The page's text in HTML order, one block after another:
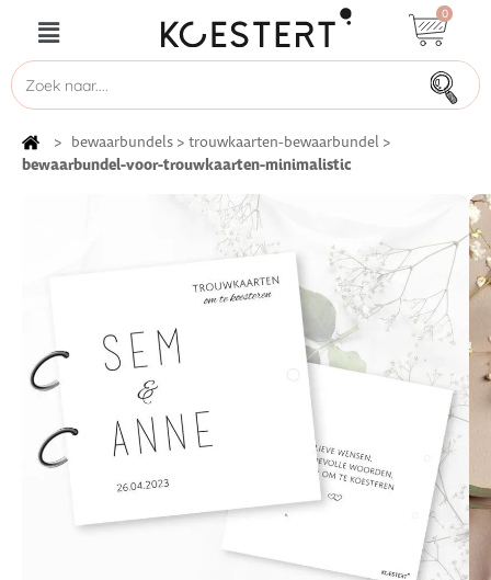
0
> bewaarbundels > trouwkaarten-bewaarbundel >
bewaarbundel-voor-trouwkaarten-minimalistic